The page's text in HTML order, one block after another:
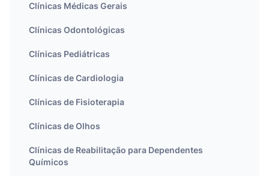
Clínicas Médicas Gerais
Clínicas Odontológicas
Clínicas Pediátricas
Clínicas de Cardiologia
Clínicas de Fisioterapia
Clínicas de Olhos
Clínicas de Reabilitação para Dependentes
Químicos